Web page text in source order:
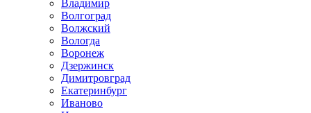
Владимир
Волгоград
Волжский
Вологда
Воронеж
Дзержинск
Димитровград
Екатеринбург
Иваново